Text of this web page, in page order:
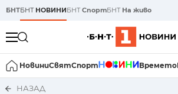
БНТБНТ НОВИНИБНТСпортБНТ На живо
НовиниСвятСпорт Времето
НАЗАД